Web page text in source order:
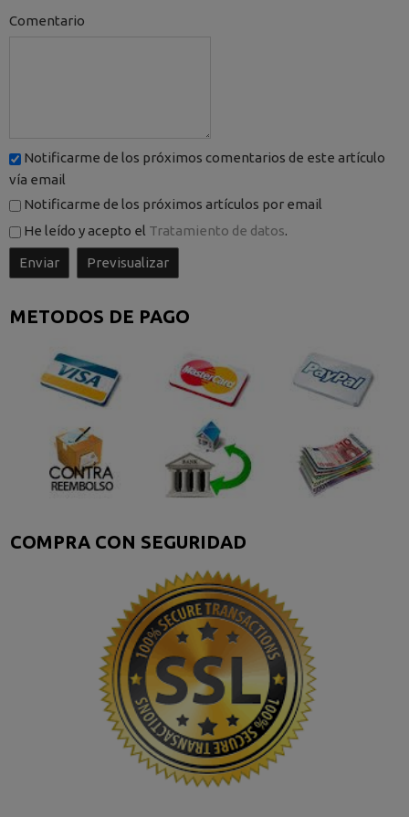
METODOS DE PAGO
COMPRA CON SEGURIDAD
Comentario
Notificarme de los próximos comentarios de este artículo
vía email
Notificarme de los próximos artículos por email
He leído y acepto el Tratamiento de datos.